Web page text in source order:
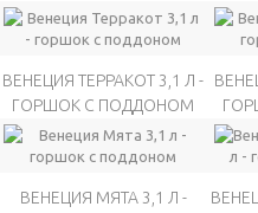
ВЕНЕЦИЯ ТЕРРАКОТ 3,1 Л -
ГОРШОК С ПОДДОНОМ
ВЕНЕЦИЯ МЯТА 3,1 Л -